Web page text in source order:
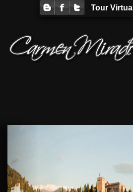
Tour Virtual